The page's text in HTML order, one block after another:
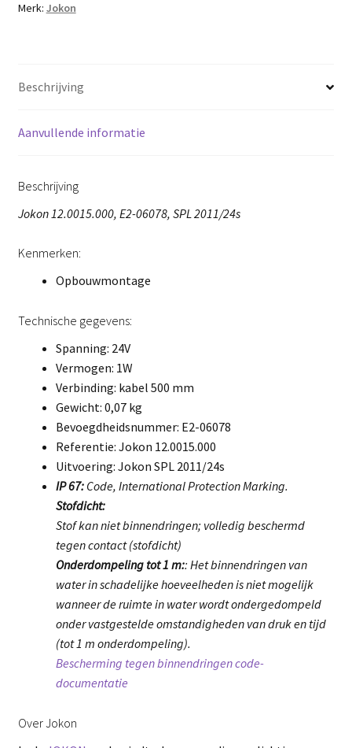
Merk: Jokon
Beschrijving
Aanvullende informatie
Beschrijving
Jokon 12.0015.000, E2-06078, SPL 2011/24s
Kenmerken:
Opbouwmontage
Technische gegevens:
Spanning: 24V
Vermogen: 1W
Verbinding: kabel 500 mm
Gewicht: 0,07 kg
Bevoegdheidsnummer: E2-06078
Referentie: Jokon 12.0015.000
Uitvoering: Jokon SPL 2011/24s
IP 67:Code, International Protection Marking.
Stofdicht:
Stof kan niet binnendringen; volledig beschermd
tegen contact (stofdicht)
Onderdompeling tot 1 m:: Het binnendringen van
water in schadelijke hoeveelheden is niet mogelijk
wanneer de ruimte in water wordt ondergedompeld
onder vastgestelde omstandigheden van druk en tijd
(tot 1 m onderdompeling).
Bescherming tegen binnendringen code-
documentatie
Over Jokon